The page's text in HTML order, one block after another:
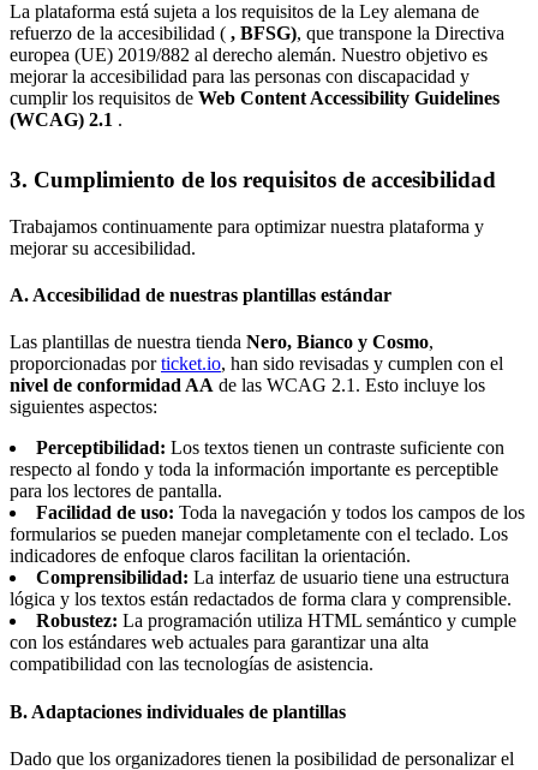
La plataforma está sujeta a los requisitos de la Ley alemana de
refuerzo de la accesibilidad ( , BFSG), que transpone la Directiva
europea (UE) 2019/882 al derecho alemán. Nuestro objetivo es
mejorar la accesibilidad para las personas con discapacidad y
cumplir los requisitos de Web Content Accessibility Guidelines
(WCAG) 2.1 .
3. Cumplimiento de los requisitos de accesibilidad
Trabajamos continuamente para optimizar nuestra plataforma y
mejorar su accesibilidad.
A. Accesibilidad de nuestras plantillas estándar
Las plantillas de nuestra tienda Nero, Bianco y Cosmo,
proporcionadas porticket.io, han sido revisadas y cumplen con el
nivel de conformidad AA de las WCAG 2.1. Esto incluye los
siguientes aspectos:
Perceptibilidad: Los textos tienen un contraste suficiente con
respecto al fondo y toda la información importante es perceptible
para los lectores de pantalla.
Facilidad de uso: Toda la navegación y todos los campos de los
formularios se pueden manejar completamente con el teclado. Los
indicadores de enfoque claros facilitan la orientación.
Comprensibilidad: La interfaz de usuario tiene una estructura
lógica y los textos están redactados de forma clara y comprensible.
Robustez: La programación utiliza HTML semántico y cumple
con los estándares web actuales para garantizar una alta
compatibilidad con las tecnologías de asistencia.
B. Adaptaciones individuales de plantillas
Dado que los organizadores tienen la posibilidad de personalizar el